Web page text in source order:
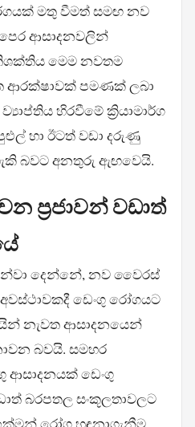
මතු වීමත් සමඟ නව
ආසාදනවලින්
මෙම නවතම
ආරක්ෂාවක් පමණක් ලබා
හිරවීමේ ක්‍රියාමාර්ග
හා ඊටත් වඩා දරුණු
බවට අනතුරු ඇඟවෙයි.
ප්‍රජාවන් වඩාත්
දෙන්නේ, නව වෛරස්
ඩෙංගු රෝගයට
නැවත ආසාදනයෙන්
බවයි. සමහර
ආසාදනයක් ඩෙංගු
බරපතල සංකූලතාවලට
රෝග හඳුනාගැනීම